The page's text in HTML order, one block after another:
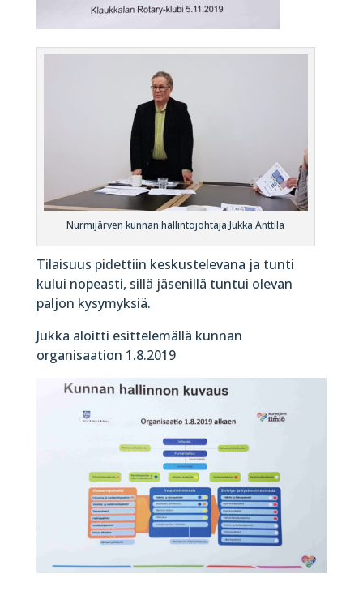
Nurmijärven kunnan hallintojohtaja Jukka Anttila
Tilaisuus pidettiin keskustelevana ja tunti
kului nopeasti, sillä jäsenillä tuntui olevan
paljon kysymyksiä.
Jukka aloitti esittelemällä kunnan
organisaation 1.8.2019